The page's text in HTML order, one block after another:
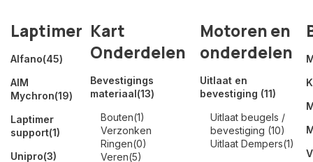
Laptimer
Alfano(45)
AIM
Mychron(19)
Laptimer
support(1)
Unipro(3)
Kart
Onderdelen
Bevestigings
materiaal(13)
Bouten(1)
Verzonken
Ringen(0)
Veren(5)
Motoren en
onderdelen
Uitlaat en
bevestiging (11)
Uitlaat beugels /
bevestiging (10)
Uitlaat Dempers(1)